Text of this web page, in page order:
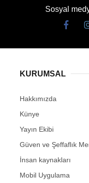
Sosyal
KURUMSAL
Hakkımızda
Künye
Yayın Ekibi
Güven ve Şeffaflık
İnsan kaynakları
Mobil Uygulama